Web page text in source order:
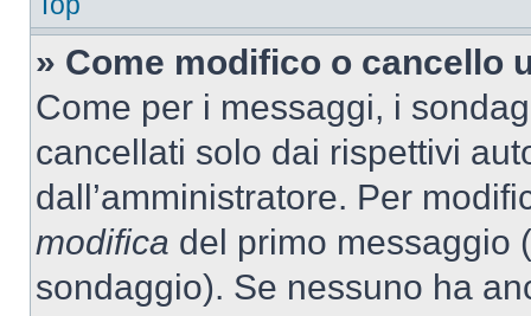
» Come modifico o cancello
Come per i messaggi, i
cancellati solo dai rispettivi
dall’amministratore. Per
modifica del primo messaggio
sondaggio). Se nessuno ha